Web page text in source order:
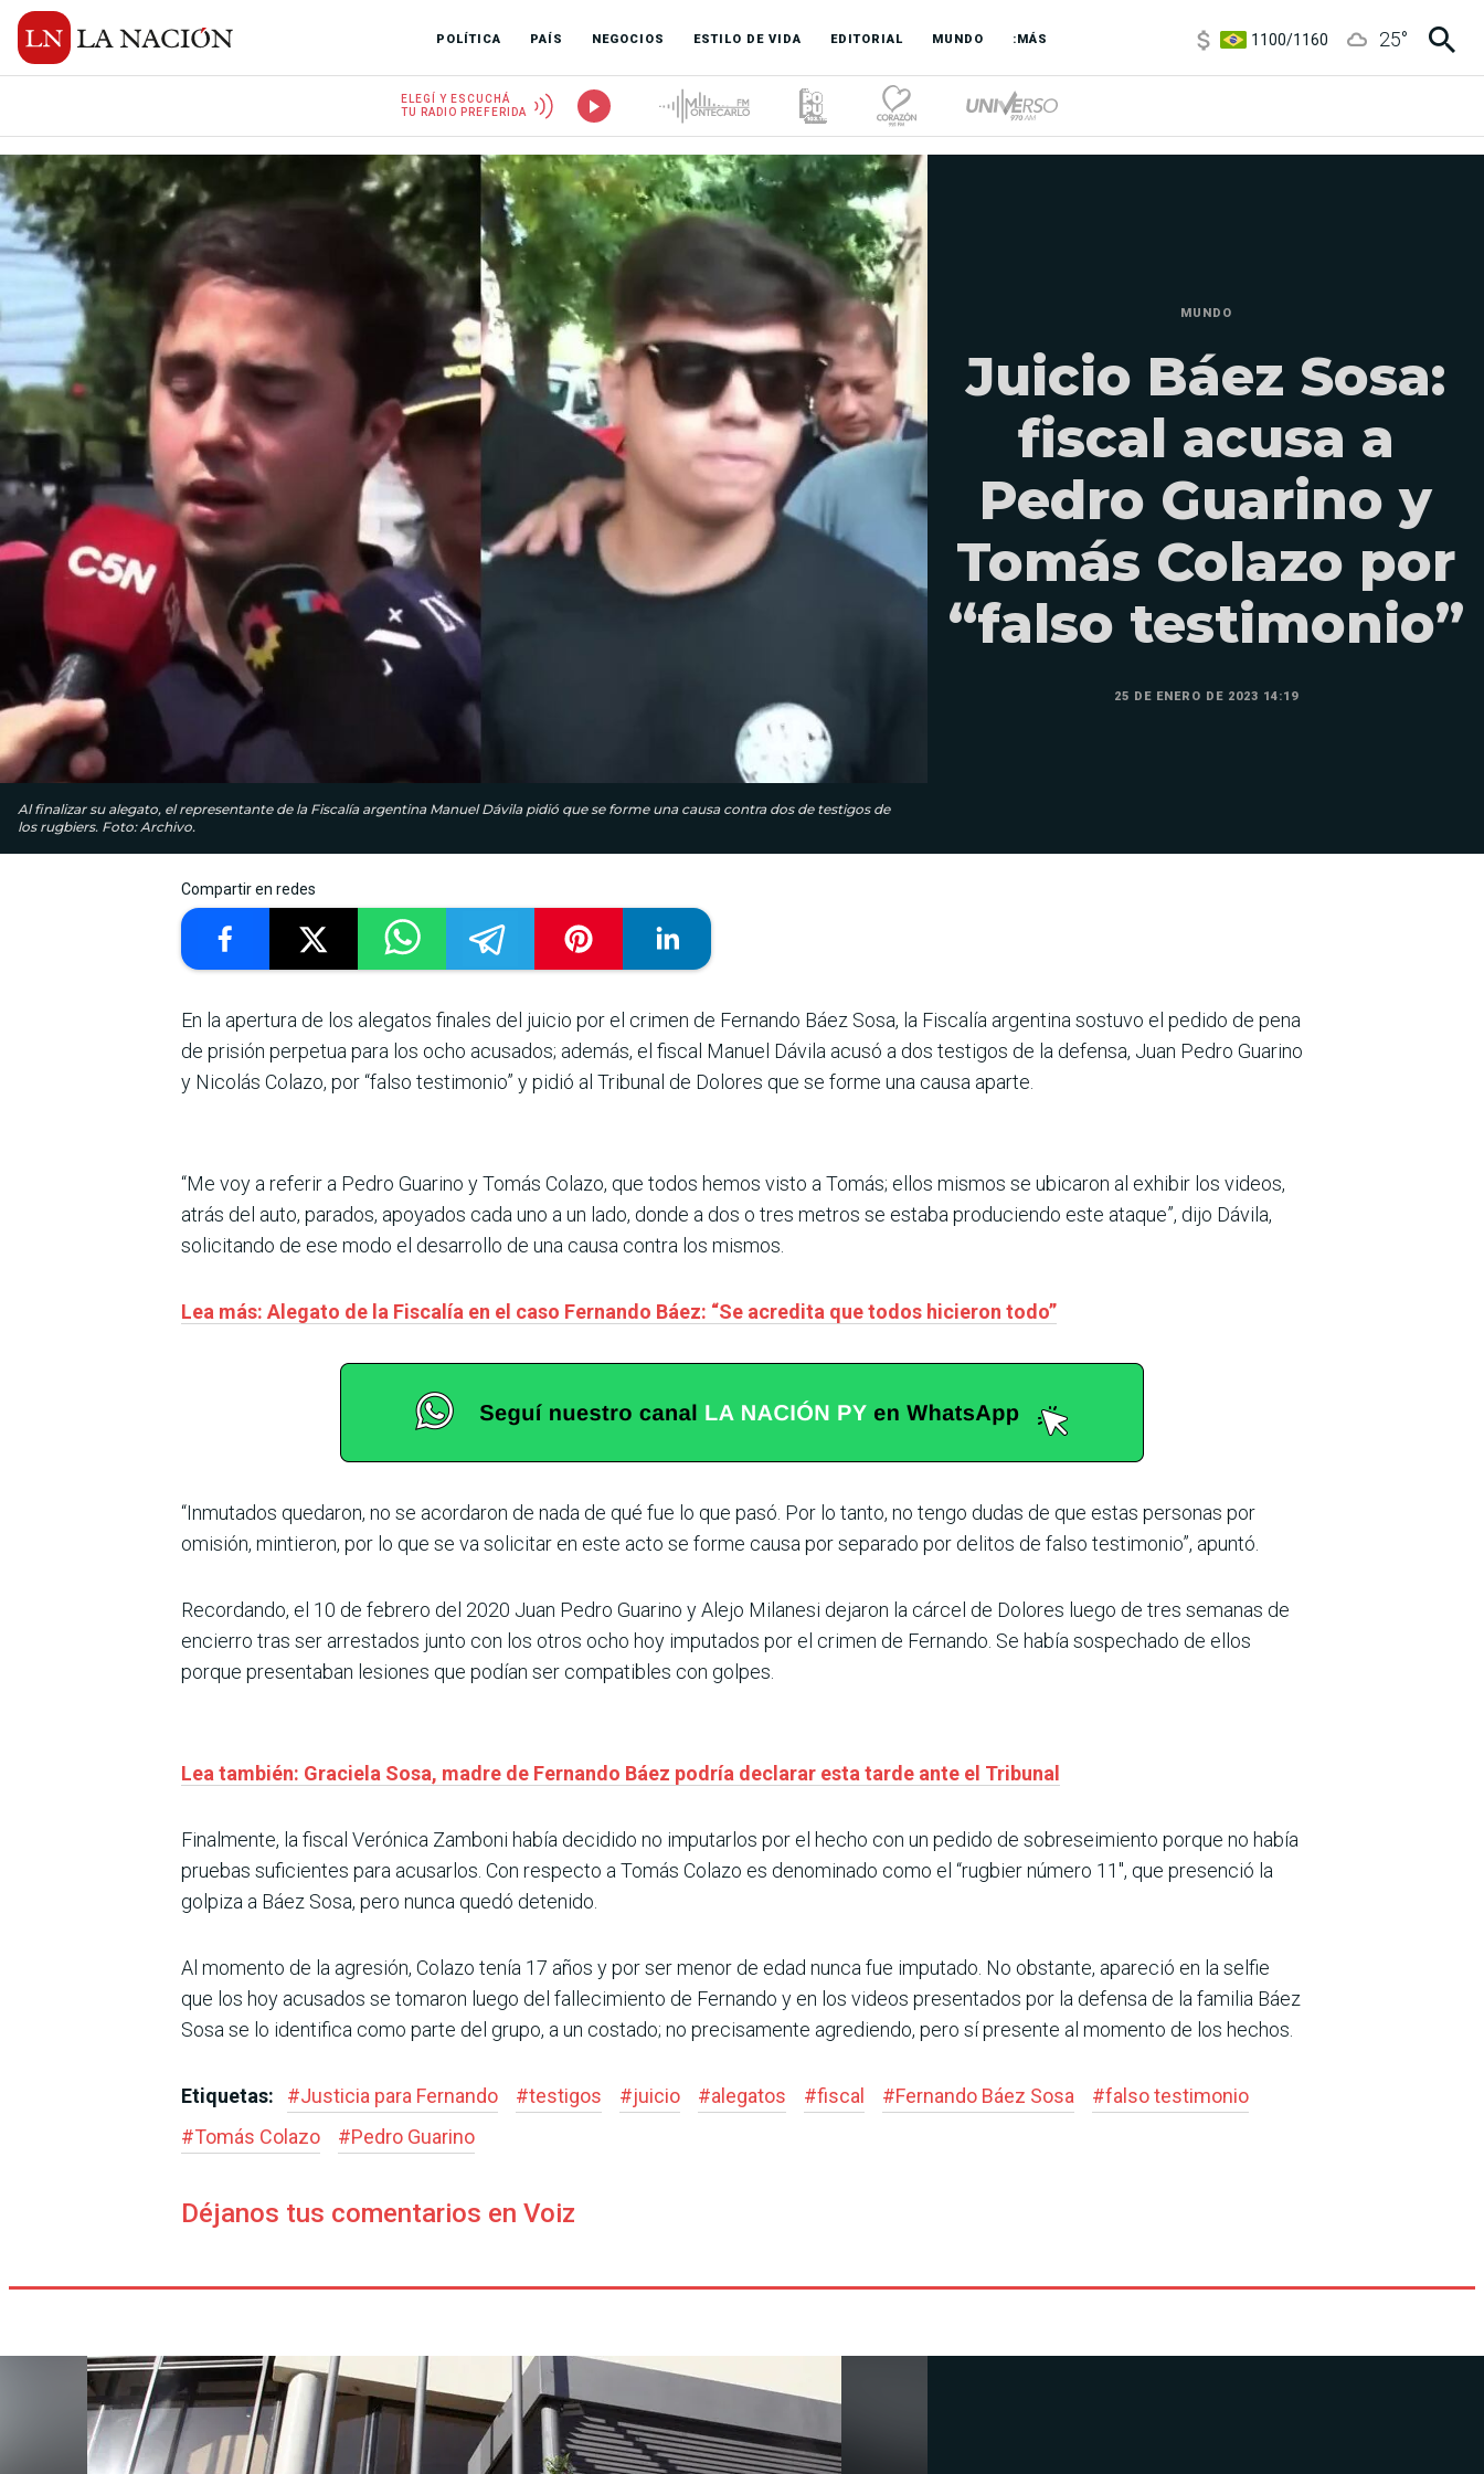
POLÍTICA PAÍS NEGOCIOS ESTILO DE VIDA EDITORIAL MUNDO :MÁS
3,6/3,9
25°
ELEGÍ Y ESCUCHÁ
TU RADIO PREFERIDA
Al finalizar su alegato, el representante de la Fiscalía argentina Manuel Dávila pidió que se forme una causa contra dos de testigos de
los rugbiers. Foto: Archivo.
MUNDO
Juicio Báez Sosa:
fiscal acusa a
Pedro Guarino y
Tomás Colazo por
“falso testimonio”
25 DE ENERO DE 2023 14:19
Compartir en redes
En la apertura de los alegatos finales del juicio por el crimen de Fernando Báez Sosa, la Fiscalía argentina sostuvo el pedido de pena
de prisión perpetua para los ocho acusados; además, el fiscal Manuel Dávila acusó a dos testigos de la defensa, Juan Pedro Guarino
y Nicolás Colazo, por “falso testimonio” y pidió al Tribunal de Dolores que se forme una causa aparte.
“Me voy a referir a Pedro Guarino y Tomás Colazo, que todos hemos visto a Tomás; ellos mismos se ubicaron al exhibir los videos,
atrás del auto, parados, apoyados cada uno a un lado, donde a dos o tres metros se estaba produciendo este ataque”, dijo Dávila,
solicitando de ese modo el desarrollo de una causa contra los mismos.
Lea más: Alegato de la Fiscalía en el caso Fernando Báez: “Se acredita que todos hicieron todo”
“Inmutados quedaron, no se acordaron de nada de qué fue lo que pasó. Por lo tanto, no tengo dudas de que estas personas por
omisión, mintieron, por lo que se va solicitar en este acto se forme causa por separado por delitos de falso testimonio”, apuntó.
Recordando, el 10 de febrero del 2020 Juan Pedro Guarino y Alejo Milanesi dejaron la cárcel de Dolores luego de tres semanas de
encierro tras ser arrestados junto con los otros ocho hoy imputados por el crimen de Fernando. Se había sospechado de ellos
porque presentaban lesiones que podían ser compatibles con golpes.
Lea también: Graciela Sosa, madre de Fernando Báez podría declarar esta tarde ante el Tribunal
Finalmente, la fiscal Verónica Zamboni había decidido no imputarlos por el hecho con un pedido de sobreseimiento porque no había
pruebas suficientes para acusarlos. Con respecto a Tomás Colazo es denominado como el “rugbier número 11″, que presenció la
golpiza a Báez Sosa, pero nunca quedó detenido.
Al momento de la agresión, Colazo tenía 17 años y por ser menor de edad nunca fue imputado. No obstante, apareció en la selfie
que los hoy acusados se tomaron luego del fallecimiento de Fernando y en los videos presentados por la defensa de la familia Báez
Sosa se lo identifica como parte del grupo, a un costado; no precisamente agrediendo, pero sí presente al momento de los hechos.
Etiquetas: #Justicia para Fernando #testigos #juicio #alegatos #fiscal #Fernando Báez Sosa #falso testimonio
#Tomás Colazo #Pedro Guarino
Déjanos tus comentarios en Voiz